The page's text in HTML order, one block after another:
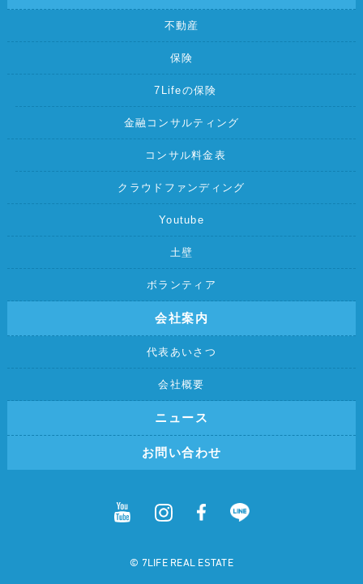
不動産
保険
7Lifeの保険
金融コンサルティング
コンサル料金表
クラウドファンディング
Youtube
土壁
ボランティア
会社案内
代表あいさつ
会社概要
ニュース
お問い合わせ
©︎ 7LIFE REAL ESTATE